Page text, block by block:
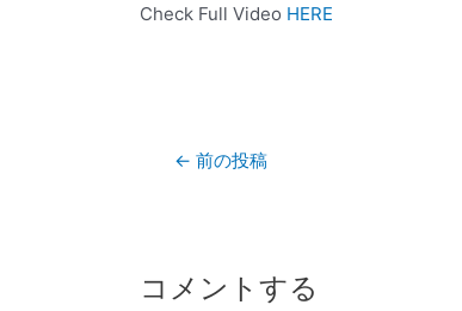
Check Full Video HERE
← 前の投稿
コメントする